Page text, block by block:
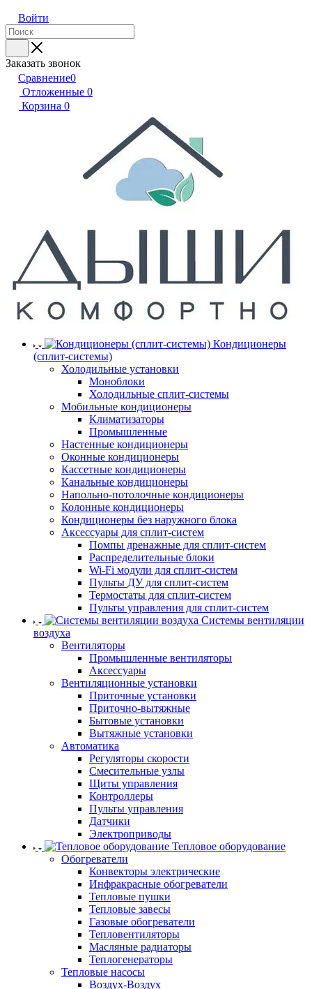
Войти
Заказать звонок
Сравнение0
Отложенные 0
Корзина 0
Кондиционеры
(сплит-системы)
Холодильные установки
Моноблоки
Холодильные сплит-системы
Мобильные кондиционеры
Климатизаторы
Промышленные
Настенные кондиционеры
Оконные кондиционеры
Кассетные кондиционеры
Канальные кондиционеры
Напольно-потолочные кондиционеры
Колонные кондиционеры
Кондиционеры без наружного блока
Аксессуары для сплит-систем
Помпы дренажные для сплит-систем
Распределительные блоки
Wi-Fi модули для сплит-систем
Пульты ДУ для сплит-систем
Термостаты для сплит-систем
Пульты управления для сплит-систем
Системы вентиляции
воздуха
Вентиляторы
Промышленные вентиляторы
Аксессуары
Вентиляционные установки
Приточные установки
Приточно-вытяжные
Бытовые установки
Вытяжные установки
Автоматика
Регуляторы скорости
Смесительные узлы
Щиты управления
Контроллеры
Пульты управления
Датчики
Электроприводы
Тепловое оборудование
Обогреватели
Конвекторы электрические
Инфракрасные обогреватели
Тепловые пушки
Тепловые завесы
Газовые обогреватели
Тепловентиляторы
Масляные радиаторы
Теплогенераторы
Тепловые насосы
Воздух-Воздух